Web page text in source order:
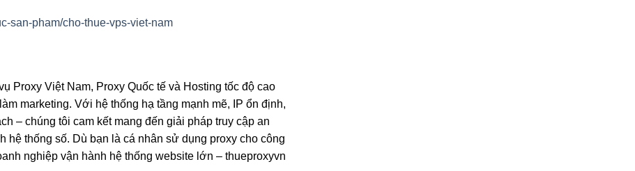
san-pham/cho-thue-vps-viet-nam
Proxy Việt Nam, Proxy Quốc tế và Hosting tốc độ cao
marketing. Với hệ thống hạ tầng mạnh mẽ, IP ổn định,
– chúng tôi cam kết mang đến giải pháp truy cập an
hệ thống số. Dù bạn là cá nhân sử dụng proxy cho công
nghiệp vận hành hệ thống website lớn – thueproxyvn